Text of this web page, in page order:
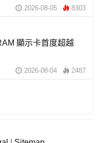
2026-08-05 8303
顯示卡首度超越
2026-08-04 2487